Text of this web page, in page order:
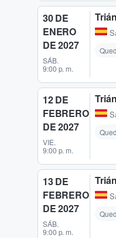
30 DE
ENERO
DE 2027
SÁB.
9:00 p. m.
12 DE
FEBRERO
DE 2027
VIE.
9:00 p. m.
13 DE
FEBRERO
DE 2027
SÁB.
9:00 p. m.